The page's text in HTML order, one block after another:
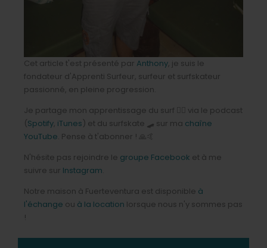
Cet article t'est présenté par Anthony , je suis le
fondateur d'Apprenti Surfeur, surfeur et surfskateur
passionné, en pleine progression.
Je partage mon apprentissage du surf 🏄‍♂️ via le podcast
(Spotify iTunes) et du surfskate 🛹 sur ma chaîne
YouTube . Pense à t'abonner ! 🙏🤙
N'hésite pas rejoindre le groupe Facebook et à me
suivre sur Instagram
Notre maison à Fuerteventura est disponible à
l'échange ou à la location lorsque nous n'y sommes pas
!